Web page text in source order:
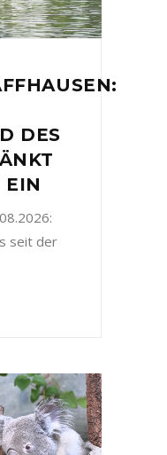
DES
EIN
seit der